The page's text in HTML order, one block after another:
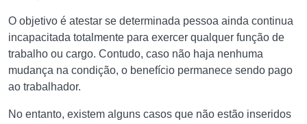
O objetivo é atestar se determinada pessoa ainda continua
incapacitada totalmente para exercer qualquer função de
trabalho ou cargo. Contudo, caso não haja nenhuma
mudança na condição, o benefício permanece sendo pago
ao trabalhador.
No entanto, existem alguns casos que não estão inseridos